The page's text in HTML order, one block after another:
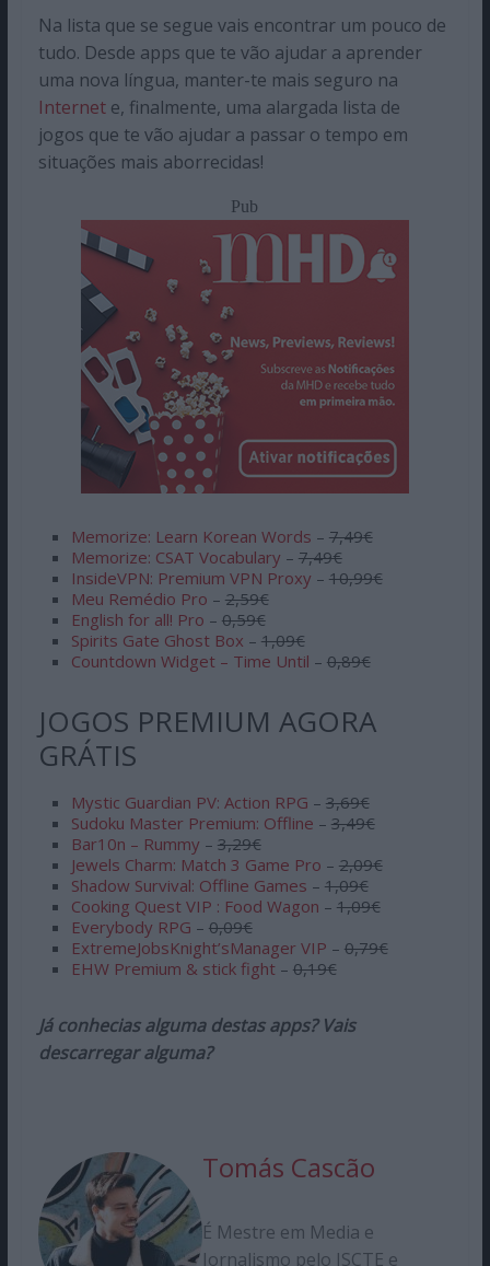
Na lista que se segue vais encontrar um pouco de
tudo. Desde apps que te vão ajudar a aprender
uma nova língua, manter-te mais seguro na
Internete, finalmente, uma alargada lista de
jogos que te vão ajudar a passar o tempo em
situações mais aborrecidas!
Pub
Memorize: Learn Korean Words – 7,49€
Memorize: CSAT Vocabulary – 7,49€
InsideVPN: Premium VPN Proxy – 10,99€
Meu Remédio Pro – 2,59€
English for all! Pro – 0,59€
Spirits Gate Ghost Box – 1,09€
Countdown Widget – Time Until – 0,89€
JOGOS PREMIUM AGORA
GRÁTIS
Mystic Guardian PV: Action RPG – 3,69€
Sudoku Master Premium: Offline – 3,49€
Bar10n – Rummy – 3,29€
Jewels Charm: Match 3 Game Pro – 2,09€
Shadow Survival: Offline Games – 1,09€
Cooking Quest VIP : Food Wagon – 1,09€
Everybody RPG – 0,09€
ExtremeJobsKnight’sManager VIP – 0,79€
EHW Premium & stick fight– 0,19€
Já conhecias alguma destas apps? Vais
descarregar alguma?
Tomás Cascão
É Mestre em Media e
Jornalismo pelo ISCTE e